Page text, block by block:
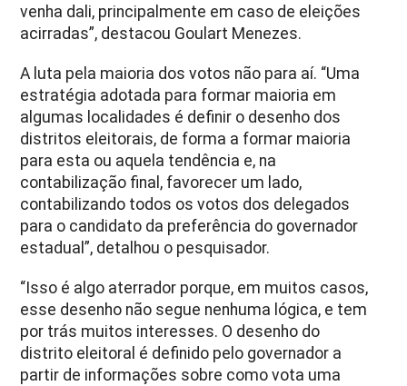
venha dali, principalmente em caso de eleições
acirradas”, destacou Goulart Menezes.
A luta pela maioria dos votos não para aí. “Uma
estratégia adotada para formar maioria em
algumas localidades é definir o desenho dos
distritos eleitorais, de forma a formar maioria
para esta ou aquela tendência e, na
contabilização final, favorecer um lado,
contabilizando todos os votos dos delegados
para o candidato da preferência do governador
estadual”, detalhou o pesquisador.
“Isso é algo aterrador porque, em muitos casos,
esse desenho não segue nenhuma lógica, e tem
por trás muitos interesses. O desenho do
distrito eleitoral é definido pelo governador a
partir de informações sobre como vota uma